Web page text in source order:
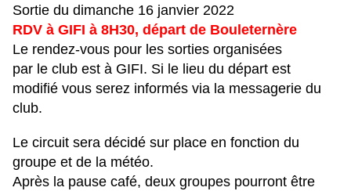
Sortie du dimanche 16 janvier 2022
RDV à GIFI à 8H30, départ de Bouleternère
Le rendez-vous pour les sorties organisées
par le club est à GIFI. Si le lieu du départ est
modifié vous serez informés via la messagerie du
club.
Le circuit sera décidé sur place en fonction du
groupe et de la météo.
Après la pause café, deux groupes pourront être